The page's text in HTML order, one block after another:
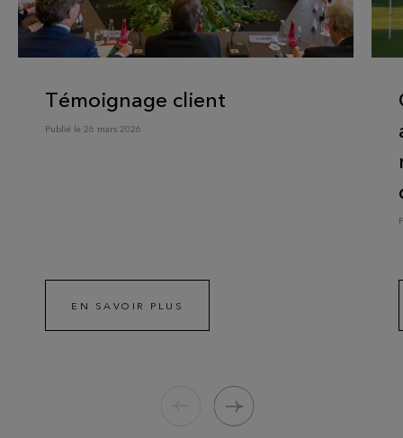
Témoignage client
Publié le 26 mars 2026
EN SAVOIR PLUS